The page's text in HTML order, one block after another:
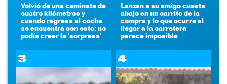
Volvió de una caminata de
cuatro kilómetros y
cuando regresa al coche
se encuentra con esto: no
podía creer la 'sorpresa'
Lanzan a su amigo cuesta
abajo en un carrito de la
compra y lo que ocurre al
llegar a la carretera
parece imposible
3 4